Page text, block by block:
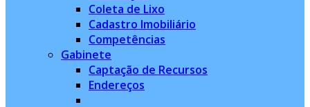
Coleta de Lixo
Cadastro Imobiliário
Competências
Gabinete
Captação de Recursos
Endereços